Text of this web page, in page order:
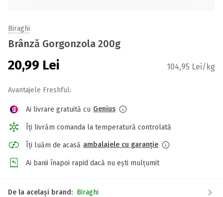
Biraghi
Brânză Gorgonzola 200g
20,99 Lei 104,95 Lei/kg
Avantajele Freshful:
Ai livrare gratuită cu Genius
Îți livrăm comanda la temperatură controlată
Îți luăm de acasă ambalajele cu garanție
Ai banii înapoi rapid dacă nu ești mulțumit
De la același brand: Biraghi